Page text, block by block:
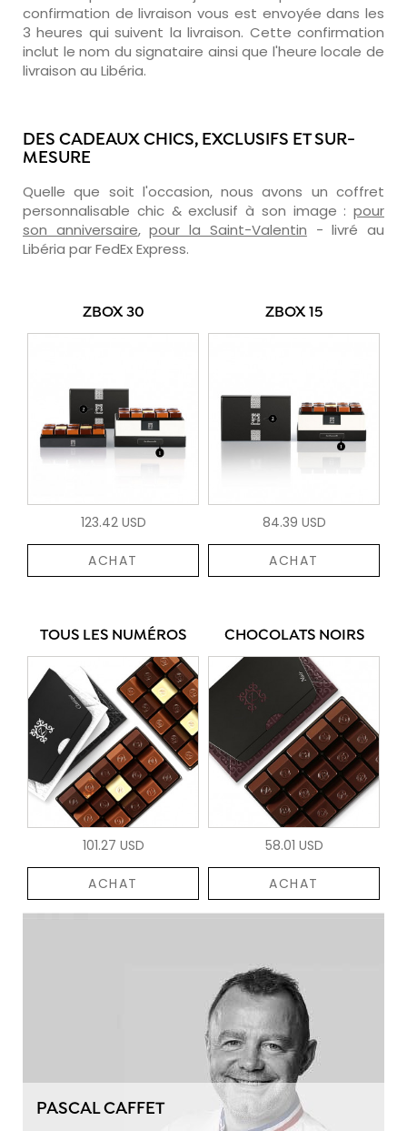
confirmation de livraison vous est envoyée dans les
3 heures qui suivent la livraison. Cette confirmation
inclut le nom du signataire ainsi que l'heure locale de
livraison au Libéria.
DES CADEAUX CHICS, EXCLUSIFS ET SUR-
MESURE
Quelle que soit l'occasion, nous avons un coffret
personnalisable chic & exclusif à son image : pour
son anniversaire,pour la Saint-Valentin - livré au
Libéria par FedEx Express.
ZBOX 30
123.42 USD
ACHAT
ZBOX 15
84.39 USD
ACHAT
TOUS LES NUMÉROS
101.27 USD
ACHAT
CHOCOLATS NOIRS
58.01 USD
ACHAT
PASCAL CAFFET